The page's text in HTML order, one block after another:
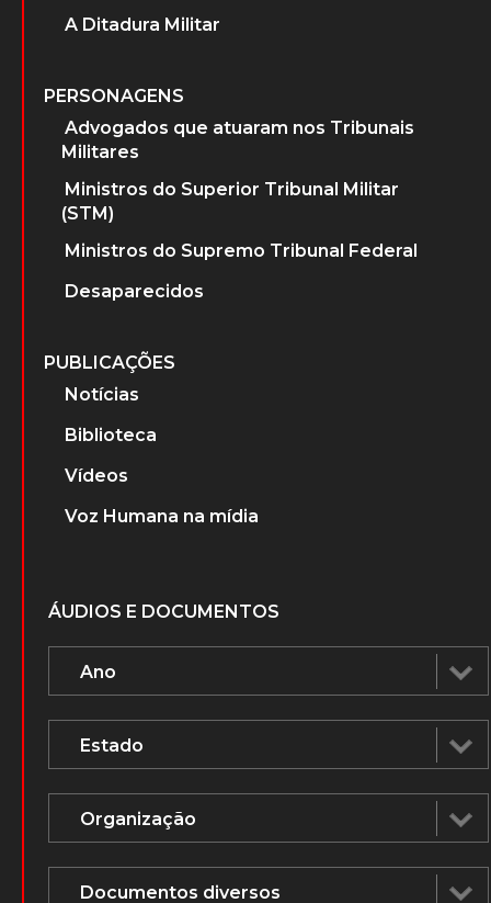
A Ditadura Militar
PERSONAGENS
Advogados que atuaram nos Tribunais
Militares
Ministros do Superior Tribunal Militar
(STM)
Ministros do Supremo Tribunal Federal
Desaparecidos
PUBLICAÇÕES
Notícias
Biblioteca
Vídeos
Voz Humana na mídia
ÁUDIOS E DOCUMENTOS